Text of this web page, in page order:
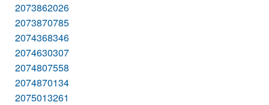
2073862026
2073870785
2074368346
2074630307
2074807558
2074870134
2075013261